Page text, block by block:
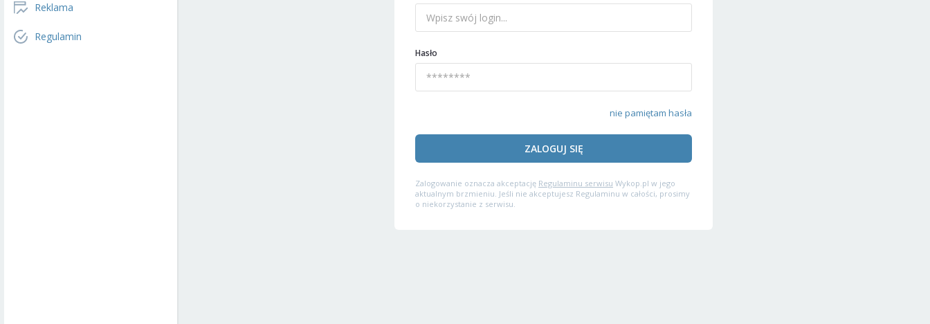
Reklama
Regulamin
Hasło
nie pamiętam hasła
ZALOGUJ SIĘ
Zalogowanie oznacza akceptację Regulaminu serwisu Wykop.pl w jego
aktualnym brzmieniu. Jeśli nie akceptujesz Regulaminu w całości, prosimy
o niekorzystanie z serwisu.